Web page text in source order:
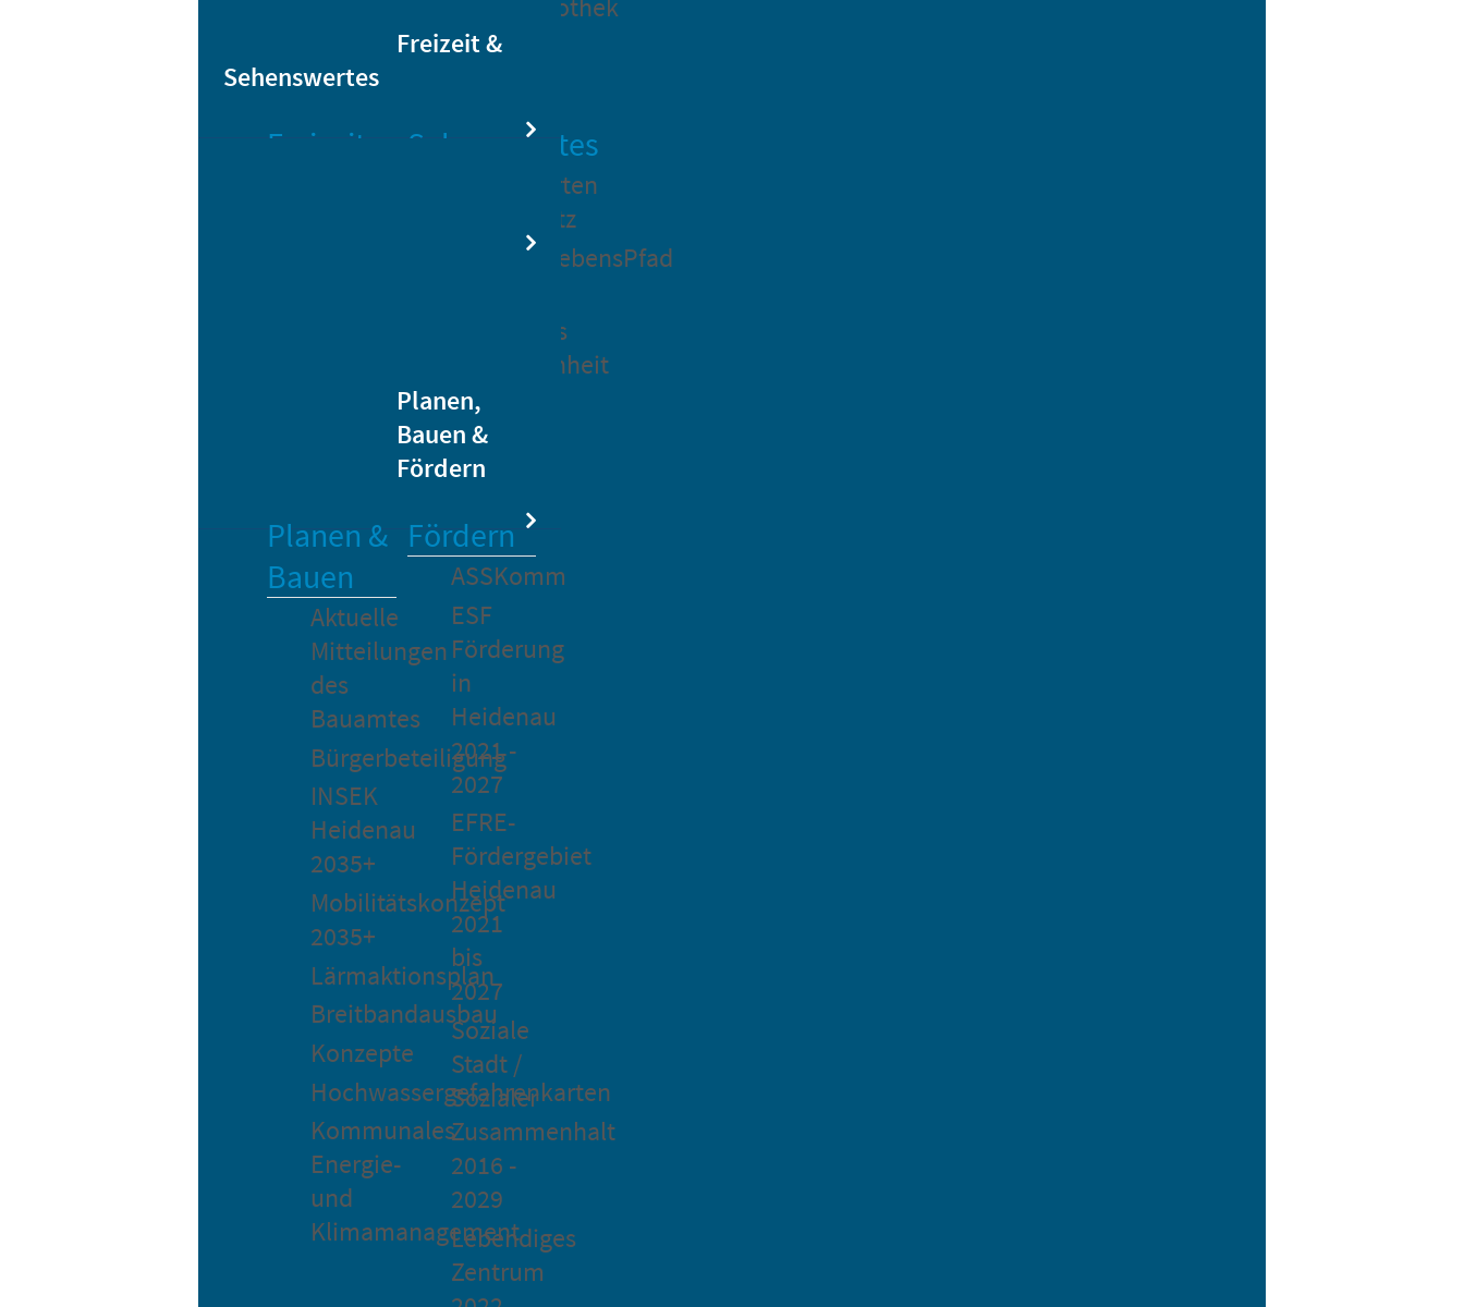
Bikesharing
Stadtbibliothek
Freizeit &
Sehenswertes
Freizeit
Heidenauer
Musiknacht
Sehenswertes
Barockgarten
Großsedlitz
MärchenLebensPfad
Heidenaus
Vergangenheit
Planen,
Bauen &
Fördern
Planen &
Bauen
Aktuelle
Mitteilungen
des
Bauamtes
Bürgerbeteiligung
INSEK
Heidenau
2035+
Mobilitätskonzept
2035+
Lärmaktionsplan
Breitbandausbau
Konzepte
Hochwassergefahrenkarten
Kommunales
Energie-
und
Klimamanagement
Fördern
ASSKomm
ESF
Förderung
in
Heidenau
2021 -
2027
EFRE-
Fördergebiet
Heidenau
2021
bis
2027
Soziale
Stadt /
Sozialer
Zusammenhalt
2016 -
2029
Lebendiges
Zentrum